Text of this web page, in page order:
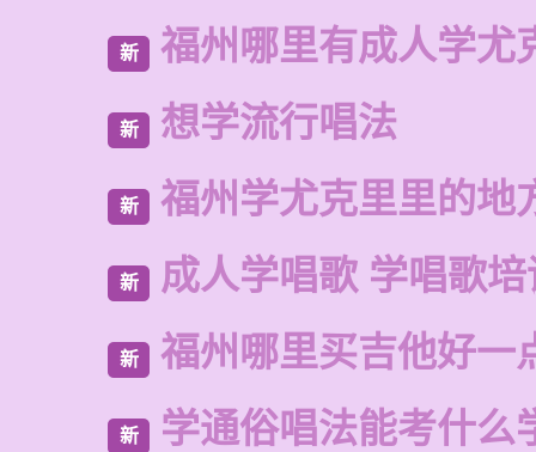
新 福州哪里有成人学尤
新 想学流行唱法
新 福州学尤克里里的地
新 成人学唱歌 学唱歌
新 福州哪里买吉他好一
新 学通俗唱法能考什么